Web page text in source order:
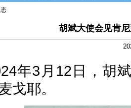
胡斌大使会见肯
年3月12日，胡
戈耶。